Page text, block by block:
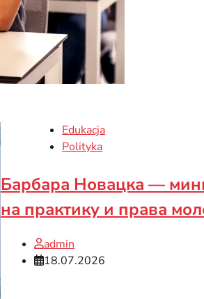
Edukacja
Polityka
Барбара Новацка —
на практику и права
admin
18.07.2026